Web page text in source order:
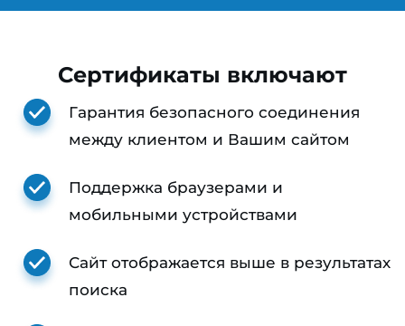
Сертификаты включают
Гарантия безопасного соединения
между клиентом и Вашим сайтом
Поддержка браузерами и
мобильными устройствами
Сайт отображается выше в результатах
поиска